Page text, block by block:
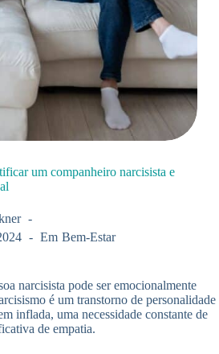
um companheiro narcisista e
Em Bem-Estar
narcisista pode ser emocionalmente
é um transtorno de personalidade
inflada, uma necessidade constante de
de empatia.